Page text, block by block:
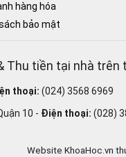
hàng hóa
bảo mật
Thu tiền tại nhà trên
thoại: (024) 3568 6969
10 - Điện thoại: (028)
Website KhoaHoc.vn